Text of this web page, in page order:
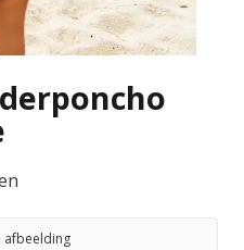
afbeelding